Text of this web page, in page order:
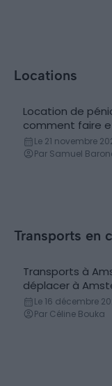
Locations
Location de
comment faire
Le 21 novembre
Par Samuel
Transports en
Transports à
déplacer à
Le 16 décembre
Par Céline Bouka